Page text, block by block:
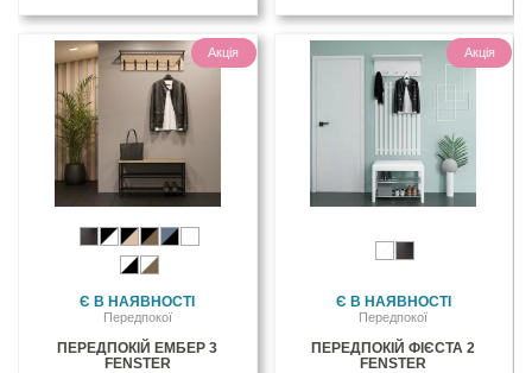
Акція
Є В НАЯВНОСТІ
Передпокої
ПЕРЕДПОКІЙ ЕМБЕР 3
FENSTER
Акція
Є В НАЯВНОСТІ
Передпокої
ПЕРЕДПОКІЙ ФІЄСТА 2
FENSTER